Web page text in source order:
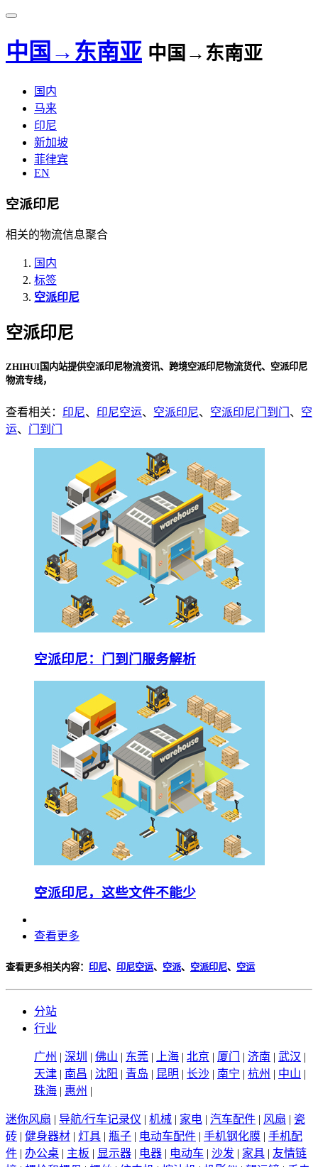
中国→东南亚 中国→东南亚
国内
马来
印尼
新加坡
菲律宾
EN
空派印尼
相关的物流信息聚合
国内
标签
空派印尼
空派印尼
ZHIHUI国内站提供空派印尼物流资讯、跨境空派印尼物流货代、空派印尼
物流专线，
查看相关： 印尼、 印尼空运、 空派印尼、 空派印尼门到门 、 空
运、 门到门
空派印尼：门到门服务解析
空派印尼，这些文件不能少
查看更多
查看更多相关内容： 印尼、 印尼空运、 空派、 空派印尼、 空运
分站
行业
广州 | 深圳 | 佛山 | 东莞 | 上海 | 北京 | 厦门 | 济南 | 武汉 |
天津 | 南昌 | 沈阳 | 青岛 | 昆明 | 长沙 | 南宁 | 杭州 | 中山 |
珠海 | 惠州 |
迷你风扇 | 导航/行车记录仪 | 机械 | 家电 | 汽车配件 | 风扇 | 瓷
砖 | 健身器材 | 灯具 | 瓶子 | 电动车配件 | 手机钢化膜 | 手机配
件 | 办公桌 | 主板 | 显示器 | 电器 | 电动车 | 沙发 | 家具 | 友情链